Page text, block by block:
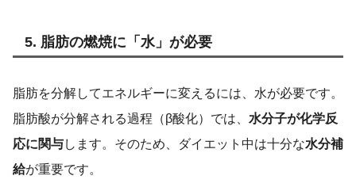
5. 脂肪の燃焼に「水」が必要
脂肪を分解してエネルギーに変えるには、水が必要です。
脂肪酸が分解される過程（β酸化）では、 水分子が化学反
応に関与します。そのため、ダイエット中は十分な水分補
給が重要です。